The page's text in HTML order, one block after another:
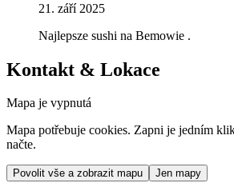
21. září 2025
Najlepsze sushi na Bemowie .
Kontakt & Lokace
Mapa je vypnutá
Mapa potřebuje cookies. Zapni je jedním
načte.
Povolit vše a zobrazit mapu Jen mapy